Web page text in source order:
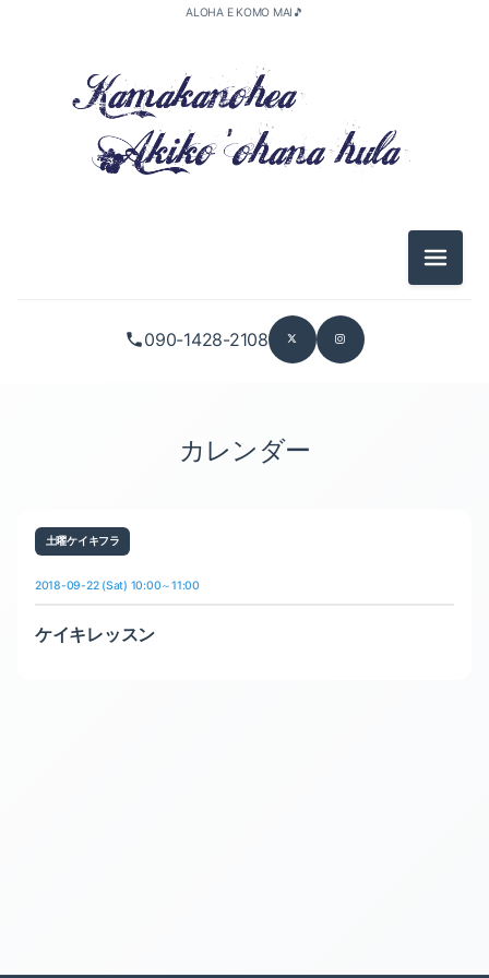
090-1428-2108
ALOHA E KOMO MAI🎵
メニュ
カレンダー
土曜ケイキフラ
2018-09-22 (Sat) 10:00～11:00
ケイキレッスン